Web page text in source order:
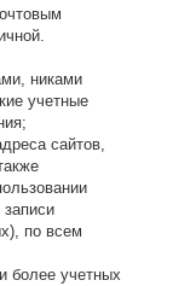
никами
учетные
сайтов,
по всем
более учетных